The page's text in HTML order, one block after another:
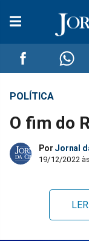
Compartilhar
no
Facebook
no
POLÍTICA
O fim do
Por Jornal
19/12/2022